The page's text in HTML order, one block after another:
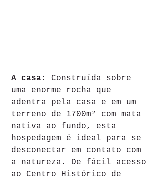
A casa: Construída sobre
uma enorme rocha que
adentra pela casa e em um
terreno de 1700m² com mata
nativa ao fundo, esta
hospedagem é ideal para se
desconectar em contato com
a natureza. De fácil acesso
ao Centro Histórico de